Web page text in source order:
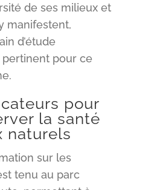
de ses milieux et
manifestent,
d’étude
pour ce
pour
la santé
naturels
sur les
tenu au parc